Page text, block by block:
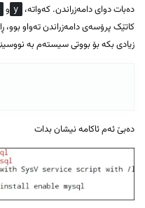
دەبات دوای دامەزراندن. کەواتە، y و
زیادی بکە بۆ بووتی سیستەم بە
دەبێ ئەم ئاکامە نیشان بدات